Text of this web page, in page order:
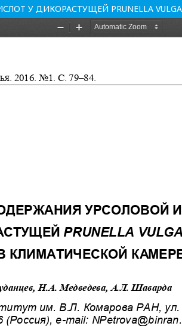
У ДИКОРАСТУЩЕЙ PRUNELLA